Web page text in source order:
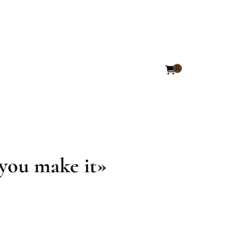
0
make it»